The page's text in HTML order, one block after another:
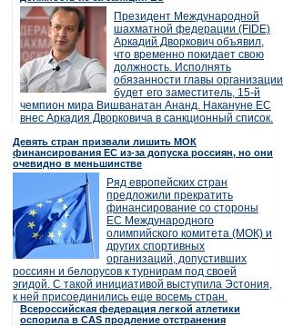
Президент Международной
шахматной федерации (FIDE)
Аркадий Дворкович объявил,
что временно покидает свою
должность. Исполнять
обязанности главы организации
будет его заместитель, 15-й
чемпион мира Вишванатан Ананд. Накануне ЕС
внес Аркадия Дворковича в санкционный список.
Девять стран призвали лишить МОК
финансирования ЕС из-за допуска россиян, но они
очевидно в меньшинстве
Ряд европейских стран
предложили прекратить
финансирование со стороны
ЕС Международного
олимпийского комитета (МОК) и
других спортивных
организаций, допустивших
россиян и белорусов к турнирам под своей
эгидой. С такой инициативой выступила Эстония,
к ней присоединились еще восемь стран.
Всероссийская федерация легкой атлетики
оспорила в CAS продление отстранения